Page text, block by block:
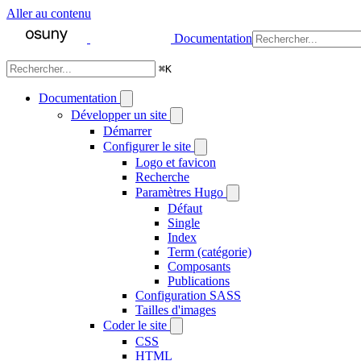
Aller au contenu
Documentation
⌘K
Documentation
Développer un site
Démarrer
Configurer le site
Logo et favicon
Recherche
Paramètres Hugo
Défaut
Single
Index
Term (catégorie)
Composants
Publications
Configuration SASS
Tailles d'images
Coder le site
CSS
HTML